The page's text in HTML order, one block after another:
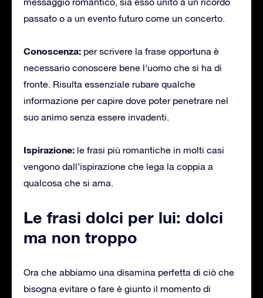
passato o a un evento futuro come un concerto.
Conoscenza: per scrivere la frase opportuna è
necessario conoscere bene l’uomo che si ha di
fronte. Risulta essenziale rubare qualche
informazione per capire dove poter penetrare nel
suo animo senza essere invadenti.
Ispirazione: le frasi più romantiche in molti casi
vengono dall’ispirazione che lega la coppia a
qualcosa che si ama.
Le frasi dolci per lui: dolci
ma non troppo
Ora che abbiamo una disamina perfetta di ciò che
bisogna evitare o fare è giunto il momento di